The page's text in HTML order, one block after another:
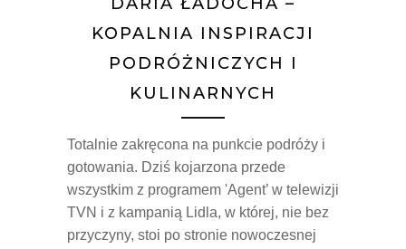
KOPALNIA INSPIRACJI
PODRÓŻNICZYCH I
KULINARNYCH
Totalnie zakręcona na punkcie podróży i
gotowania. Dziś kojarzona przede
wszystkim z programem 'Agent’ w telewizji
TVN i z kampanią Lidla, w której, nie bez
przyczyny, stoi po stronie nowoczesnej